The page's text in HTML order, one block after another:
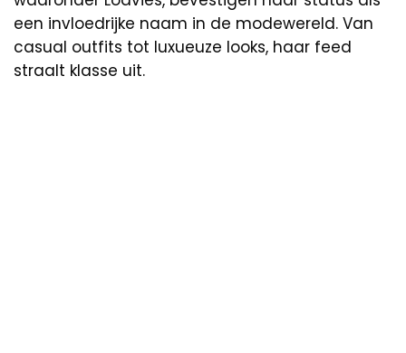
een invloedrijke naam in de modewereld. Van
casual outfits tot luxueuze looks, haar feed
straalt klasse uit.